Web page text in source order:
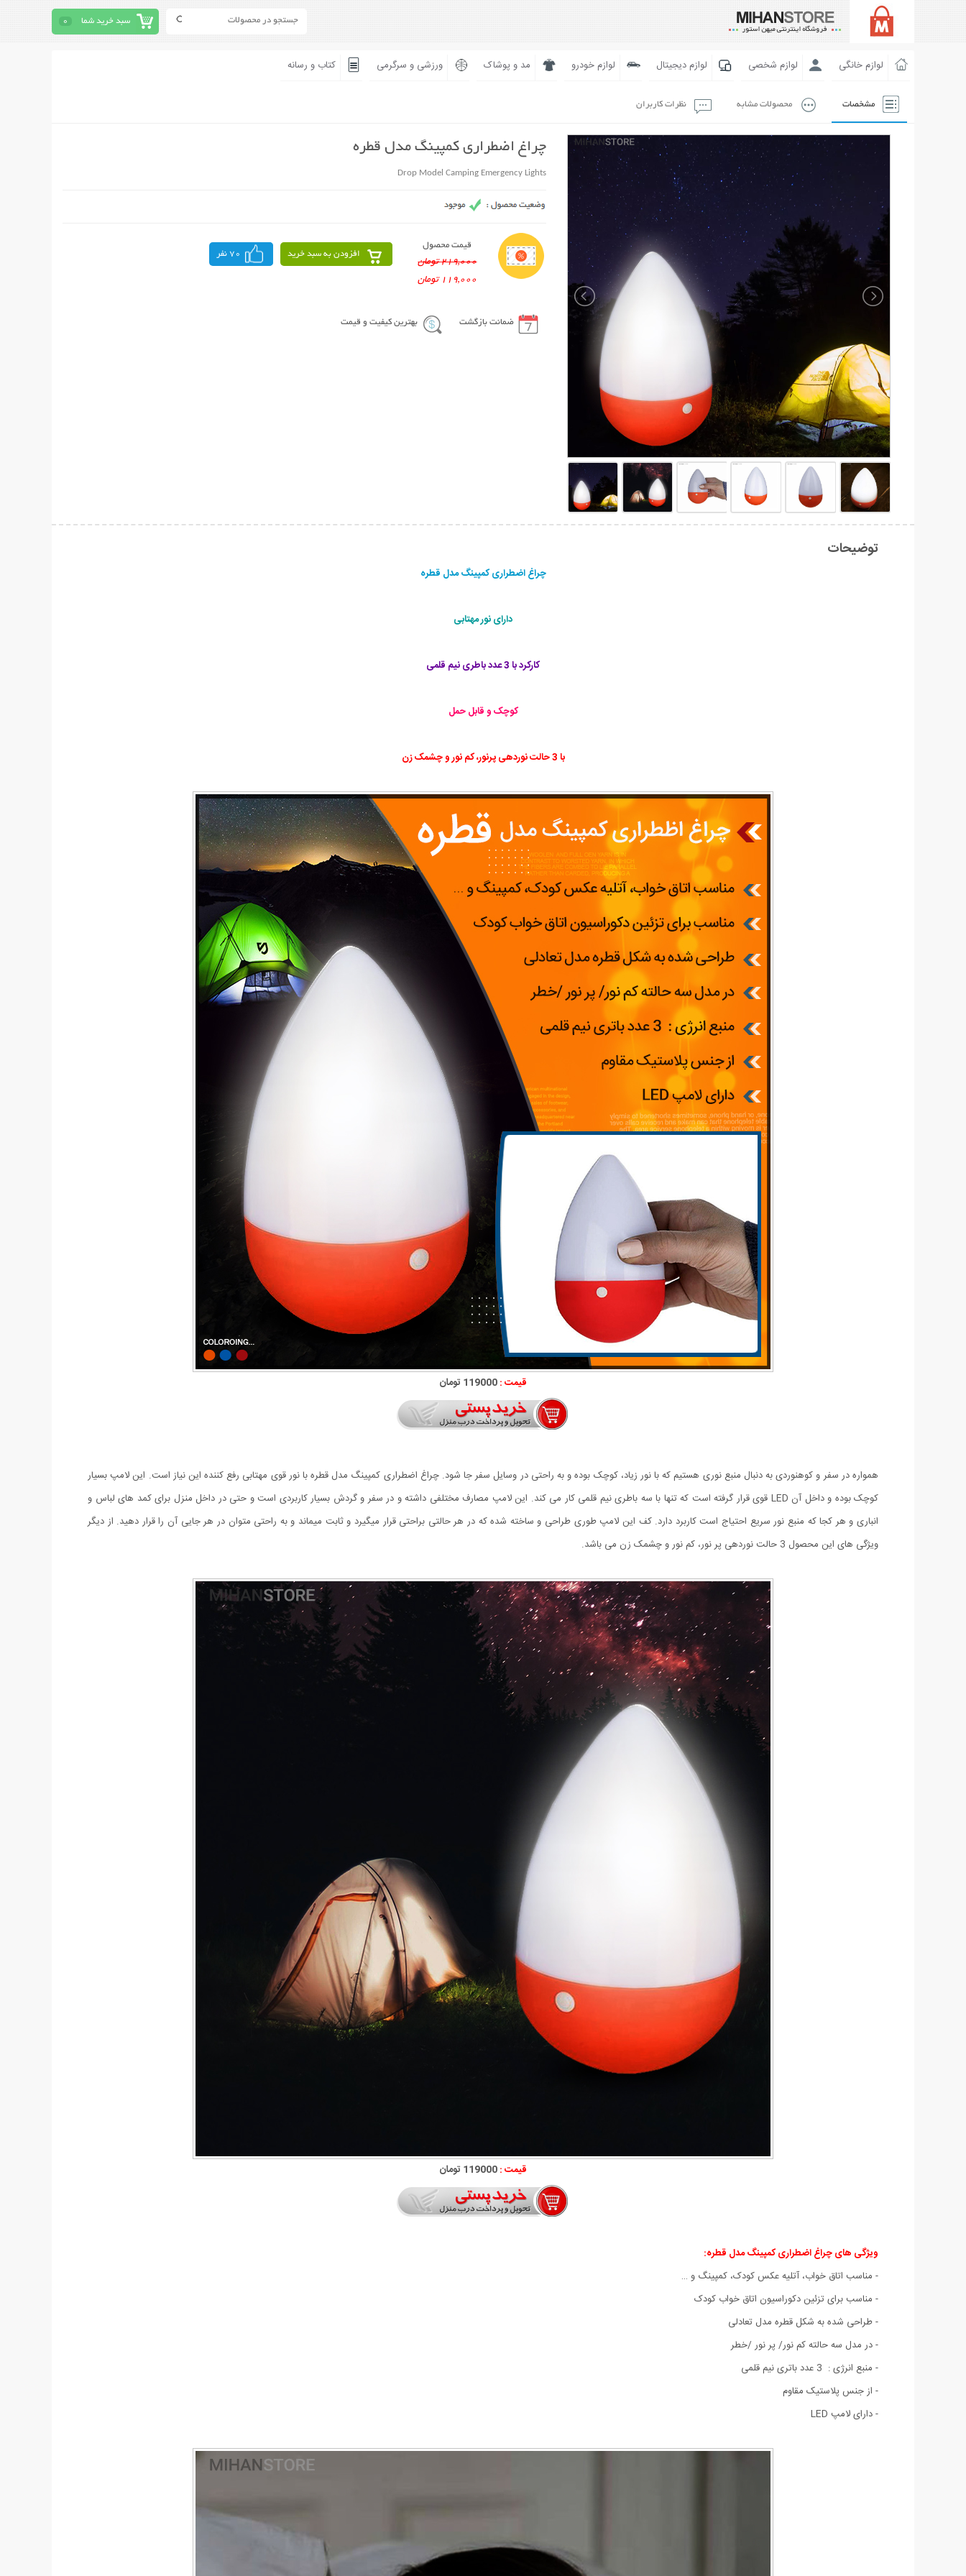
سبد خرید شما 0
لوازم خانگی لوازم شخصی لوازم دیجیتال لوازم خودرو مد و پوشاک ورزشی و سرگرمی کتاب و رسانه
مشخصات محصولات مشابه نظرات کاربران
چراغ اضطراری کمپینگ مدل قطره
Drop Model Camping Emergency Lights
قیمت محصول
219,000 تومان
119,000 تومان
افزودن به سبد خرید 70 نفر
ضمانت بازگشت بهترین کیفیت و قیمت
توضیحات
چراغ اضطراری کمپینگ مدل قطره
دارای نور مهتابی
کارکرد با 3 عدد باطری نیم قلمی
کوچک و قابل حمل
با 3 حالت نوردهی پرنور، کم نور و چشمک زن
قیمت :119000 تومان
همواره در سفر و کوهنوردی به دنبال منبع نوری هستیم که با نور زیاد، کوچک بوده و به راحتی در وسایل سفر جا شود. چراغ اضطراری کمپینگ مدل قطره با نور قوی مهتابی رفع کننده این نیاز است. این لامپ بسیار
کوچک بوده و داخل آن LED قوی قرار گرفته است که تنها با سه باطری نیم قلمی کار می کند. این لامپ مصارف مختلفی داشته و در سفر و گردش بسیار کاربردی است و حتی در داخل منزل برای کمد های لباس و
انباری و هر کجا که منبع نور سریع احتیاج است کاربرد دارد. کف این لامپ طوری طراحی و ساخته شده که در هر حالتی براحتی قرار میگیرد و ثابت میماند و به راحتی متوان در هر جایی آن را قرار دهید. از دیگر
ویژگی های این محصول 3 حالت نوردهی پر نور، کم نور و چشمک زن می باشد.
قیمت :119000 تومان
ویژگی های چراغ اضطراری کمپینگ مدل قطره:
- مناسب اتاق خواب، آتلیه عکس کودک، کمپینگ و …
- مناسب برای تزئین دکوراسیون‌ اتاق خواب کودک
- طراحی شده به شکل قطره مدل تعادلی
- در مدل سه حالته کم نور/ پر نور /خطر
- منبع انرژی : 3 عدد باتری نیم قلمی
- از جنس پلاستیک مقاوم
- دارای لامپ LED